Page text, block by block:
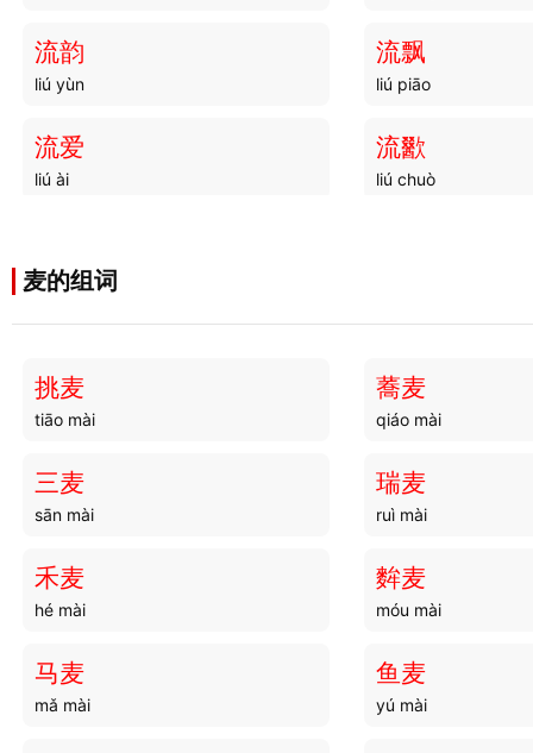
流韵
liú yùn
流飘
liú piāo
流爱
liú ài
流歠
liú chuò
liú gùn
流愒 流逐
流行 流妓
流睇 流萤
流延 流谦
麦的组词
挑麦
tiāo mài
蕎麦
qiáo mài
三麦
sān mài
瑞麦
ruì mài
禾麦
hé mài
麰麦
móu mài
马麦
mǎ mài
鱼麦
yú mài